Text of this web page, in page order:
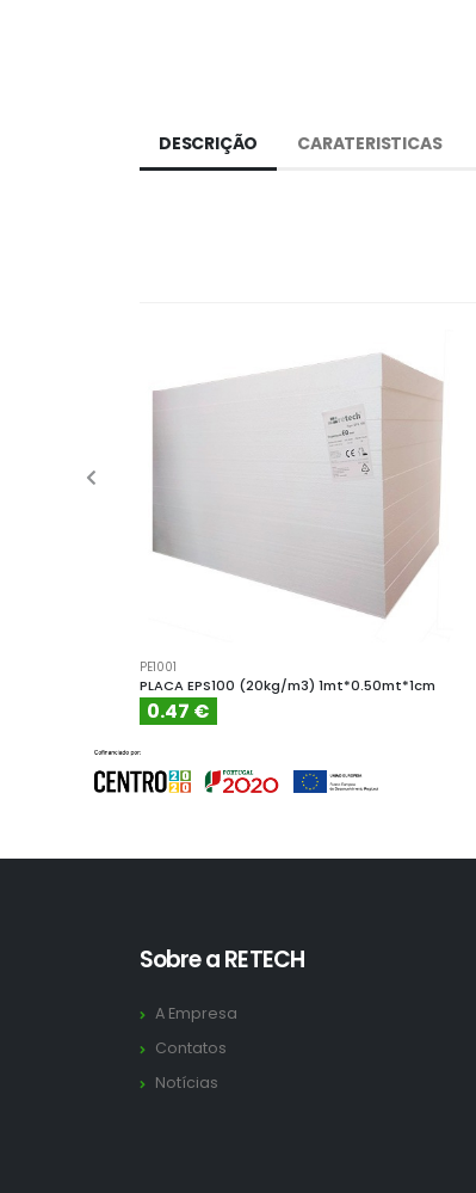
DESCRIÇÃO CARATERISTICAS
PE1001
PLACA EPS100 (20kg/m3) 1mt*0.50mt*1cm
0.47 €
Sobre a RETECH
A Empresa
Contatos
Notícias